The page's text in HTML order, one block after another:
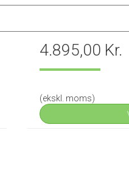
4.895,00 Kr.
(ekskl. moms)